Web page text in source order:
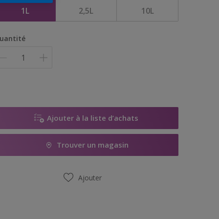
1L 2,5L 10L
Ajouter à la liste d’achats
Trouver un magasin
Ajouter